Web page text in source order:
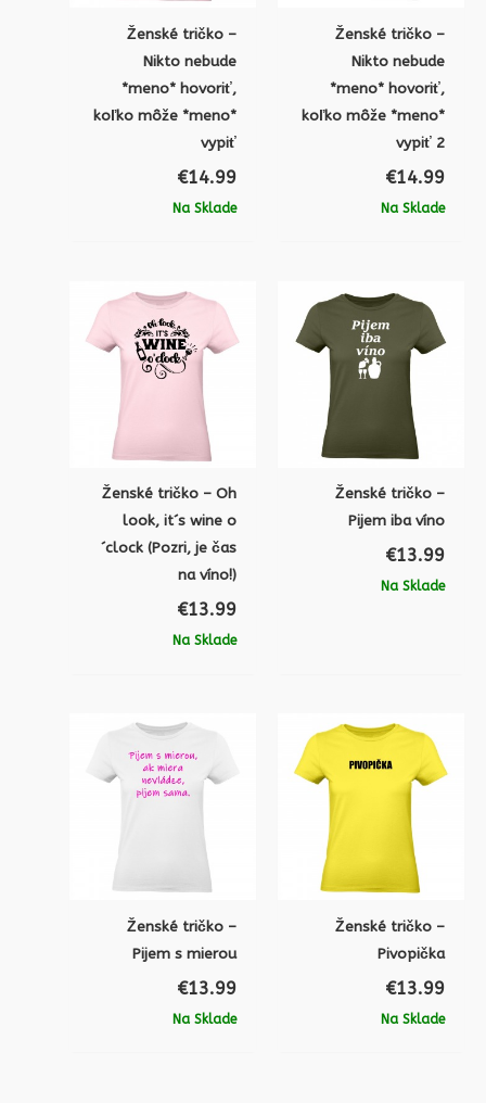
Ženské tričko –
Nikto nebude
*meno* hovoriť,
koľko môže *meno*
vypiť
€14.99
Na Sklade
Ženské tričko –
Nikto nebude
*meno* hovoriť,
koľko môže *meno*
vypiť 2
€14.99
Na Sklade
Ženské tričko – Oh
look, it´s wine o
´clock (Pozri, je čas
na víno!)
€13.99
Na Sklade
Ženské tričko –
Pijem iba víno
€13.99
Na Sklade
Ženské tričko –
Pijem s mierou
€13.99
Na Sklade
Ženské tričko –
Pivopička
€13.99
Na Sklade